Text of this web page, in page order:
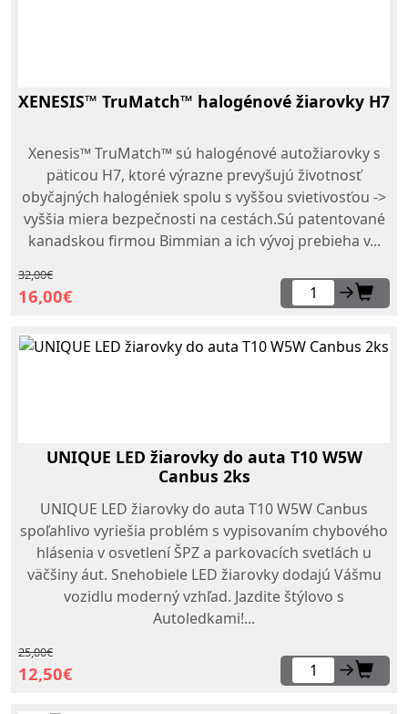
XENESIS™ TruMatch™ halogénové žiarovky H7
Xenesis™ TruMatch™ sú halogénové autožiarovky s
päticou H7, ktoré výrazne prevyšujú životnosť
obyčajných halogéniek spolu s vyššou svietivosťou ->
vyššia miera bezpečnosti na cestách.Sú patentované
kanadskou firmou Bimmian a ich vývoj prebieha v...
32,00€
16,00€ →
UNIQUE LED žiarovky do auta T10 W5W
Canbus 2ks
UNIQUE LED žiarovky do auta T10 W5W Canbus
spoľahlivo vyriešia problém s vypisovaním chybového
hlásenia v osvetlení ŠPZ a parkovacích svetlách u
väčšiny áut. Snehobiele LED žiarovky dodajú Vášmu
vozidlu moderný vzhľad. Jazdite štýlovo s
Autoledkami!...
25,00€
12,50€ →